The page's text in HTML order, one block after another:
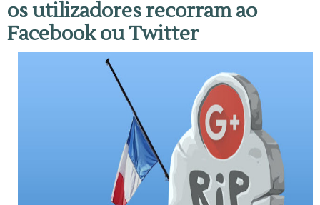
os utilizadores recorram ao
Facebook ou Twitter